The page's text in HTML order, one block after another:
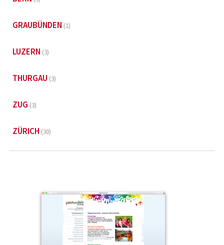
GRAUBÜNDEN (1)
LUZERN (3)
THURGAU (3)
ZUG (3)
ZÜRICH (30)